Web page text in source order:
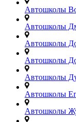
Автошколы
Автошколы
Автошколы
Автошколы
Автошколы
Автошколы
Автошколы